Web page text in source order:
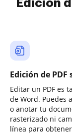
Edición
Edición de
Editar un PDF es
de Word. Puedes
o anotar tu
rasterizado ni
línea para